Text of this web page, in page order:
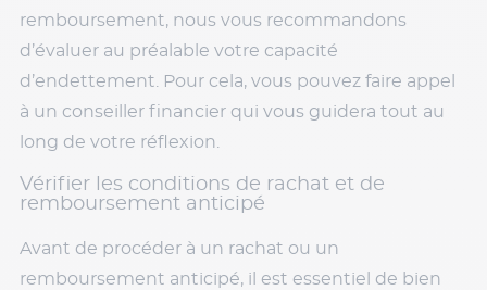
remboursement, nous vous recommandons
d’évaluer au préalable votre capacité
d’endettement. Pour cela, vous pouvez faire appel
à un conseiller financier qui vous guidera tout au
long de votre réflexion.
Vérifier les conditions de rachat et de
remboursement anticipé
Avant de procéder à un rachat ou un
remboursement anticipé, il est essentiel de bien